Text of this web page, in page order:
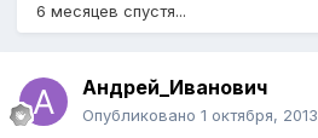
6 месяцев спустя...
Андрей_Иванович
Опубликовано 1 октября, 2013